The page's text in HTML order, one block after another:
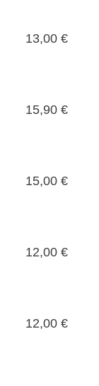
13,00 €
15,90 €
15,00 €
12,00 €
12,00 €